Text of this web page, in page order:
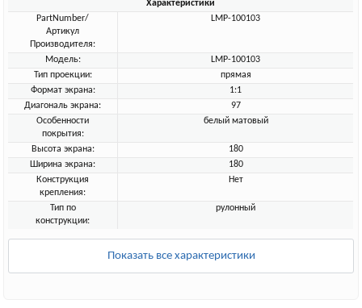
Характеристики
PartNumber/
Артикул
Производителя:
LMP-100103
Модель:
LMP-100103
Тип проекции:
прямая
Формат экрана:
1:1
Диагональ экрана:
97
Особенности
покрытия:
белый матовый
Высота экрана:
180
Ширина экрана:
180
Конструкция
крепления:
Нет
Тип по
конструкции:
рулонный
Показать все характеристики